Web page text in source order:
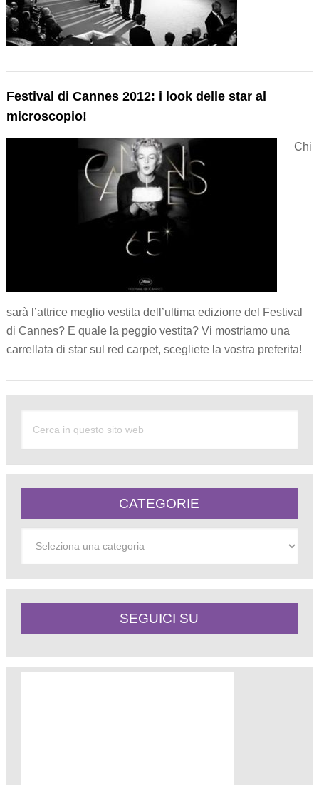
Festival di Cannes 2012: i look delle star al
microscopio!
Chi
sarà l’attrice meglio vestita dell’ultima edizione del Festival
di Cannes? E quale la peggio vestita? Vi mostriamo una
carrellata di star sul red carpet, scegliete la vostra preferita!
CATEGORIE
SEGUICI SU